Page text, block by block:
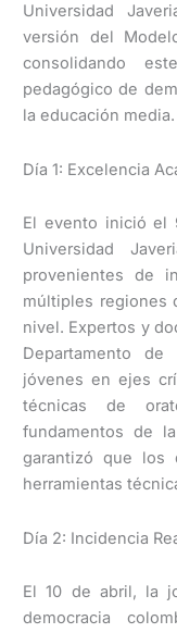
Universidad
versión del
consolidando
pedagógico de
la educación media.
Día 1: Excelencia
El evento inició el
Universidad
provenientes de
múltiples regiones
nivel. Expertos y
Departamento
jóvenes en ejes
técnicas de
fundamentos de
garantizó que los
herramientas
Día 2: Incidencia
El 10 de abril, la
democracia